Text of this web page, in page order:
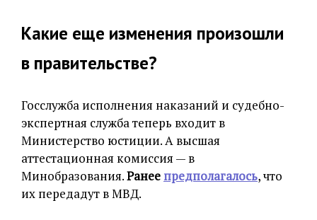
Какие еще изменения произошли
в правительстве?
Госслужба исполнения наказаний и судебно-
экспертная служба теперь входит в
Министерство юстиции. А высшая
аттестационная комиссия — в
Минобразования.Ранее предполагалось, что
их передадут в МВД.